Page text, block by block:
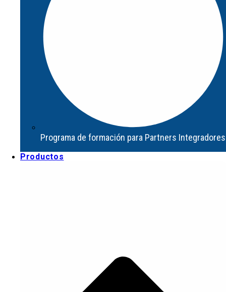
Programa de formación para Partners
Integradores
Productos
Programa de formación para Partners Integradores
Productos